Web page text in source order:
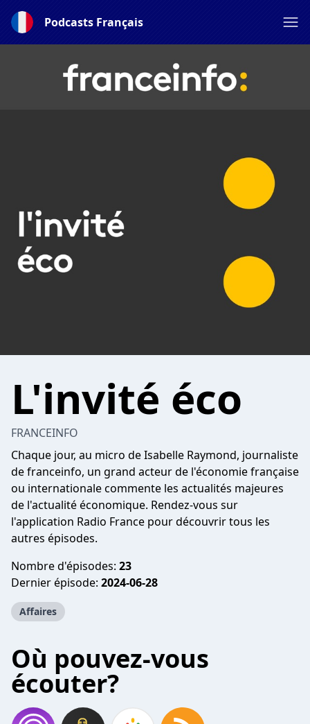
Podcasts Français
L'invité éco
FRANCEINFO
Chaque jour, au micro de Isabelle Raymond, journaliste
de franceinfo, un grand acteur de l'économie française
ou internationale commente les actualités majeures
de l'actualité économique. Rendez-vous sur
l'application Radio France pour découvrir tous les
autres épisodes.
Nombre d'épisodes: 23
Dernier épisode: 2024-06-28
Affaires
Où pouvez-vous
écouter?